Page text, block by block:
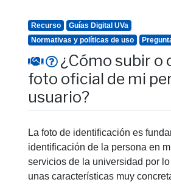
Recurso
Guías Digital UVa
Normativas y políticas de uso
¿Cómo subir o
foto oficial de mi
usuario?
La foto de identificación es
identificación de la persona en
servicios de la universidad por
unas características muy